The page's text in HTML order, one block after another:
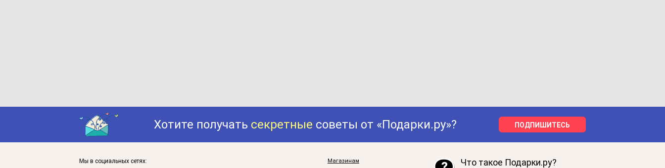
Хотите получать секретные советы от «Подарки.ру»? ПОДПИШИТЕСЬ
Мы в социальных сетях: Магазинам Что такое Подарки.ру?